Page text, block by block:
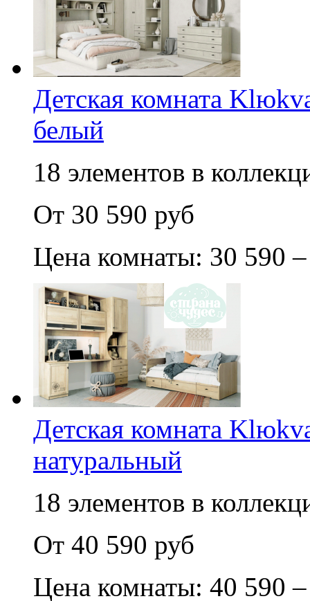
Детская комната
белый
18 элементов в
От 30 590 руб
Цена комнаты: 30 590
Детская комната
натуральный
18 элементов в
От 40 590 руб
Цена комнаты: 40 590